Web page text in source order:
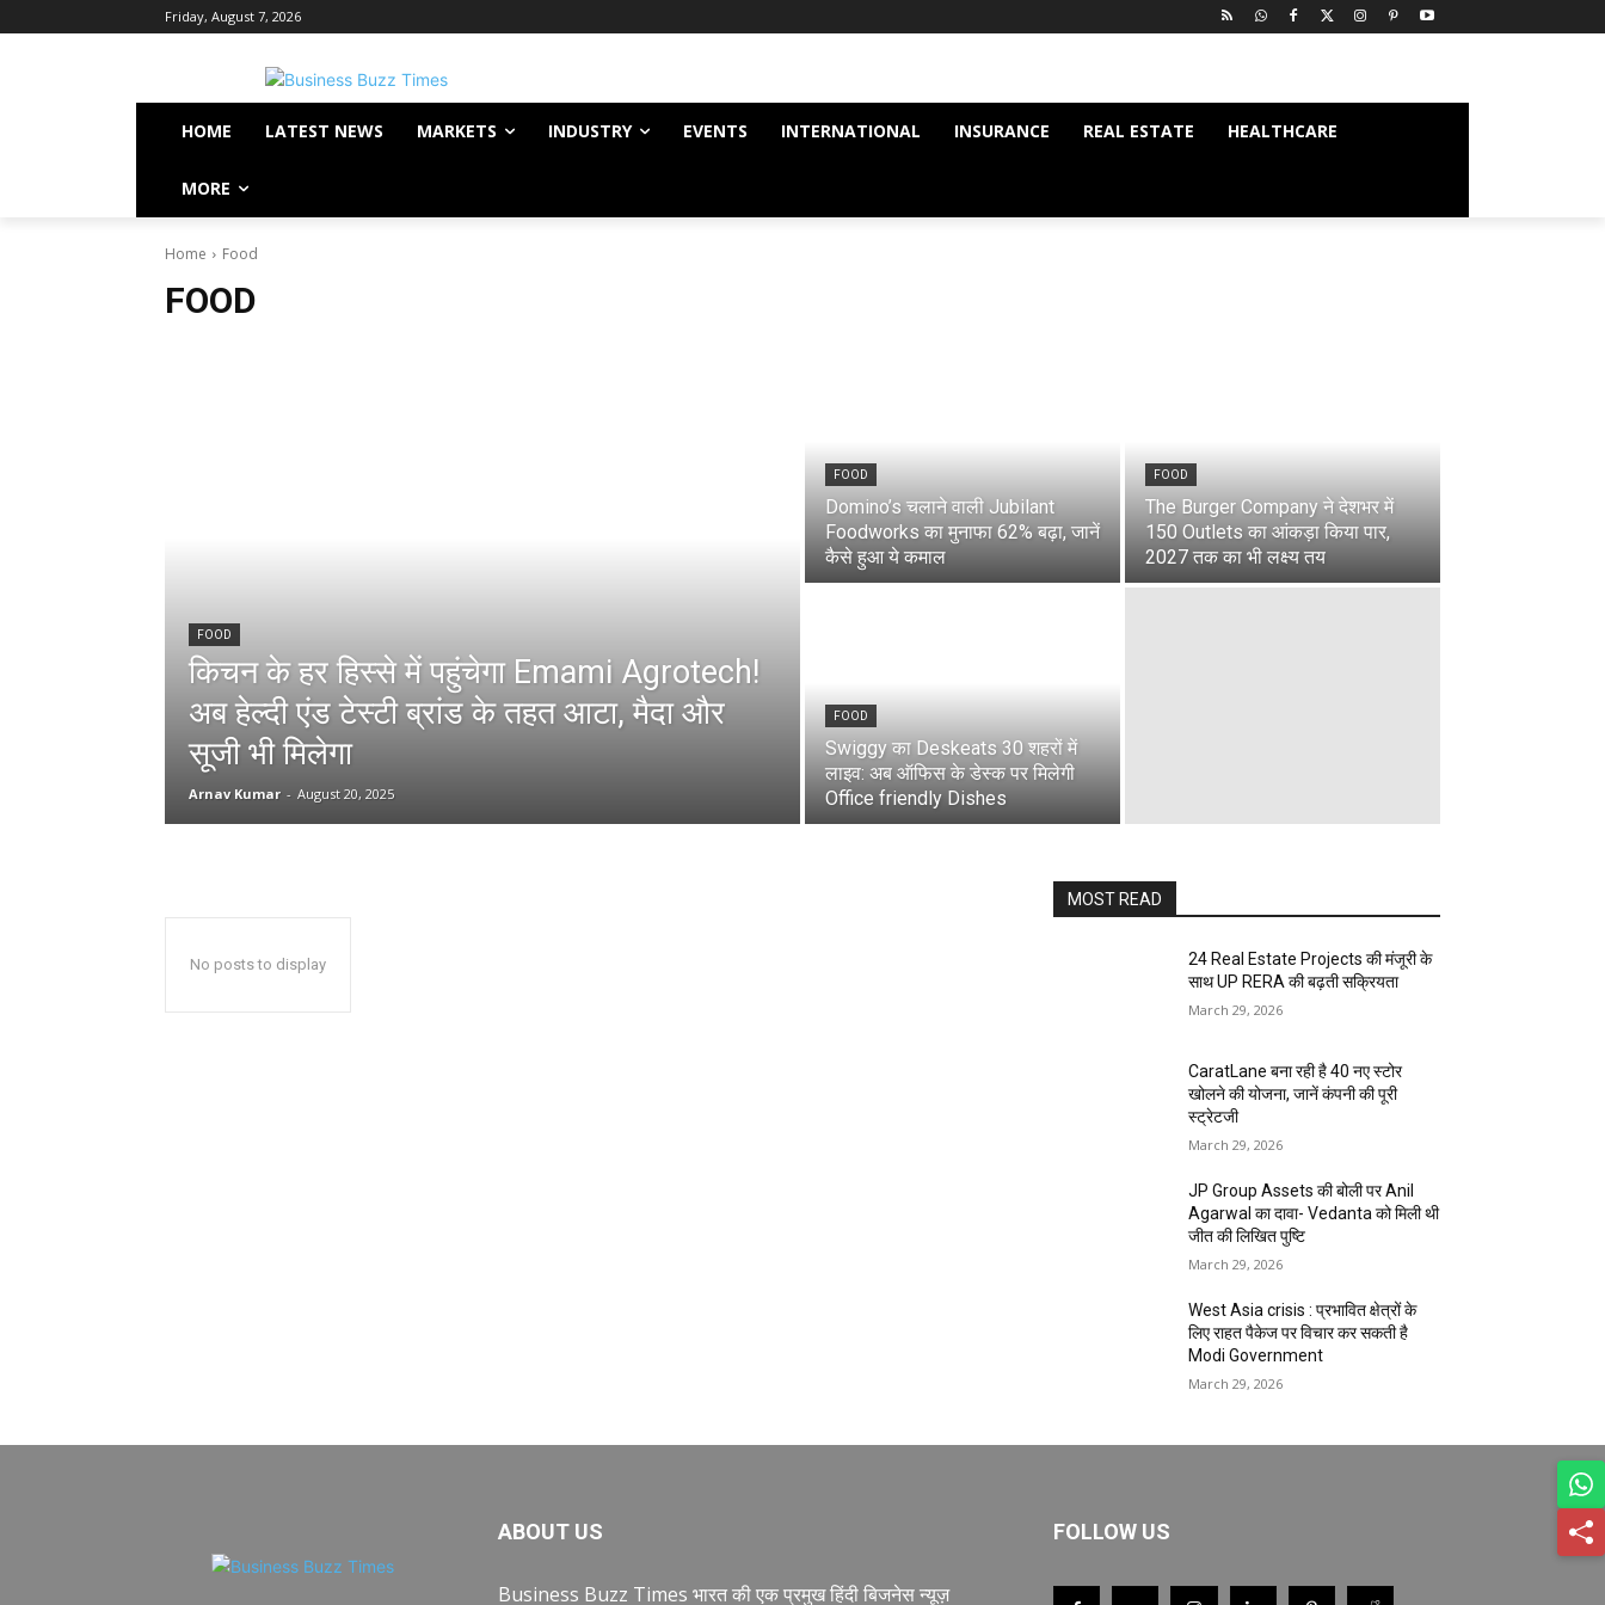
Friday, August 7, 2026
HOME LATEST NEWS MARKETS INDUSTRY EVENTS INTERNATIONAL INSURANCE REAL ESTATE HEALTHCARE
MORE
Home Food
FOOD
FOOD
किचन के हर हिस्से में पहुंचेगा Emami Agrotech!
अब हेल्दी एंड टेस्टी ब्रांड के तहत आटा, मैदा और
सूजी भी मिलेगा
Arnav Kumar - August 20, 2025
FOOD
Domino’s चलाने वाली Jubilant
Foodworks का मुनाफा 62% बढ़ा, जानें
कैसे हुआ ये कमाल
FOOD
The Burger Company ने देशभर में
150 Outlets का आंकड़ा किया पार,
2027 तक का भी लक्ष्य तय
FOOD
Swiggy का Deskeats 30 शहरों में
लाइव: अब ऑफिस के डेस्क पर मिलेगी
Office friendly Dishes
No posts to display
MOST READ
24 Real Estate Projects की मंजूरी के
साथ UP RERA की बढ़ती सक्रियता
March 29, 2026
CaratLane बना रही है 40 नए स्टोर
खोलने की योजना, जानें कंपनी की पूरी
स्ट्रेटजी
March 29, 2026
JP Group Assets की बोली पर Anil
Agarwal का दावा- Vedanta को मिली थी
जीत की लिखित पुष्टि
March 29, 2026
West Asia crisis : प्रभावित क्षेत्रों के
लिए राहत पैकेज पर विचार कर सकती है
Modi Government
March 29, 2026
ABOUT US
Business Buzz Times भारत की एक प्रमुख हिंदी बिजनेस न्यूज़
FOLLOW US